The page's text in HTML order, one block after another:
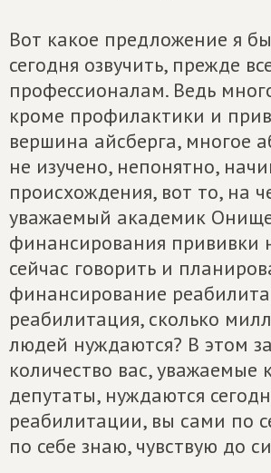
Вот какое предложение я
сегодня озвучить, прежде
профессионалам. Ведь
кроме профилактики и
вершина айсберга, многое
не изучено, непонятно,
происхождения, вот то, на
уважаемый академик
финансирования прививки
сейчас говорить и
финансирование
реабилитация, сколько
людей нуждаются? В этом
количество вас, уважаемые
депутаты, нуждаются
реабилитации, вы сами по
по себе знаю, чувствую до